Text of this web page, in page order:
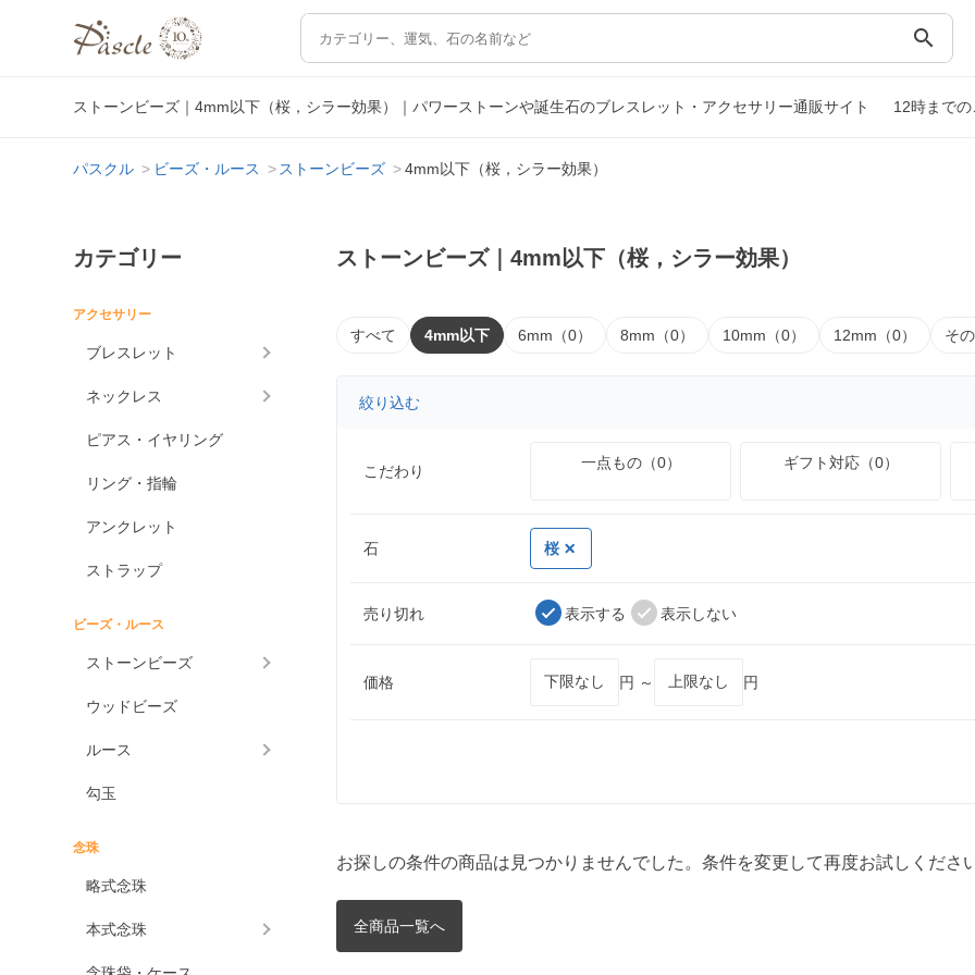
search
ストーンビーズ｜4mm以下（桜，シラー効果）｜パワーストーンや誕生石のブレスレット・アクセサリー通販サイト 12時まで
パスクル ビーズ・ルース ストーンビーズ 4mm以下（桜，シラー効果）
カテゴリー
アクセサリー
ブレスレット
ネックレス
ピアス・イヤリング
リング・指輪
アンクレット
ストラップ
ビーズ・ルース
ストーンビーズ
ウッドビーズ
ルース
勾玉
念珠
略式念珠
本式念珠
ストーンビーズ｜4mm以下（桜，シラー効果）
すべて 4mm以下 6mm（0） 8mm（0） 10mm（0） 12mm（0） そ
絞り込む
こだわり 一点もの（0） ギフト対応（0）
石 桜
売り切れ 表示する 表示しない
価格 円 ～ 円
お探しの条件の商品は見つかりませんでした。条件を変更して再度お試しください
全商品一覧へ